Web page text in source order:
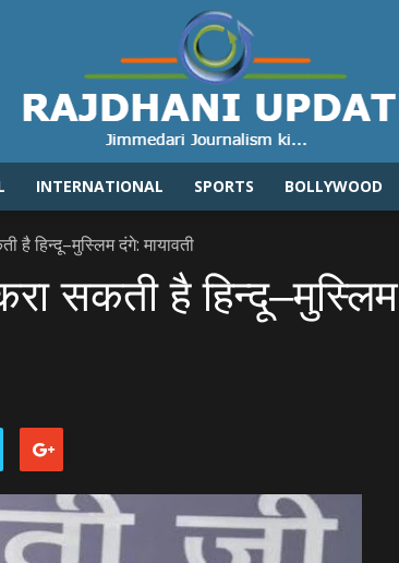
INTERNATIONAL SPORTS BOLLYWOOD
है हिन्‍दू–मुस्लिम दंगे: मायावती
सकती है हिन्‍दू–मुस्लिम